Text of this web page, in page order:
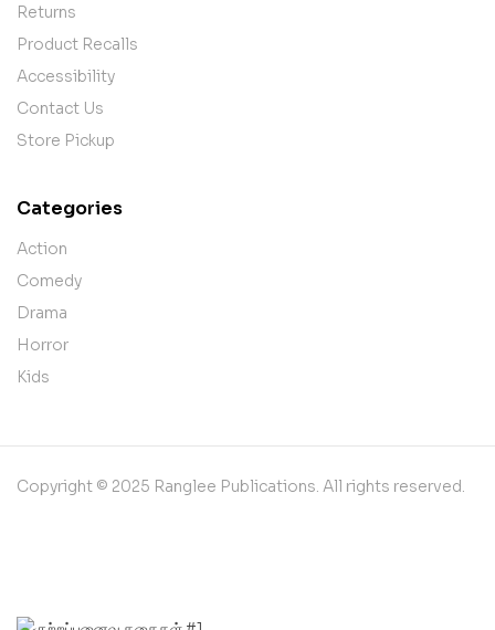
Returns
Product Recalls
Accessibility
Contact Us
Store Pickup
Categories
Action
Comedy
Drama
Horror
Kids
Copyright © 2025 Ranglee Publications. All rights reserved.